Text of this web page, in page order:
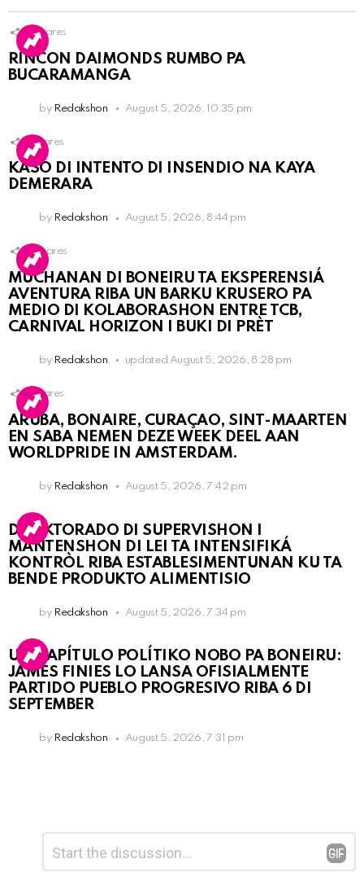
Shares
RINCON DAIMONDS RUMBO PA
BUCARAMANGA
by Redakshon August 5, 2026, 10:35 pm
Shares
KASO DI INTENTO DI INSENDIO NA KAYA
DEMERARA
by Redakshon August 5, 2026, 8:44 pm
Shares
MUCHANAN DI BONEIRU TA EKSPERENSIÁ
AVENTURA RIBA UN BARKU KRUSERO PA
MEDIO DI KOLABORASHON ENTRE TCB,
CARNIVAL HORIZON I BUKI DI PRÈT
by Redakshon updated August 5, 2026, 8:28 pm
Shares
ARUBA, BONAIRE, CURAÇAO, SINT-MAARTEN
EN SABA NEMEN DEZE WEEK DEEL AAN
WORLDPRIDE IN AMSTERDAM.
by Redakshon August 5, 2026, 7:42 pm
DIREKTORADO DI SUPERVISHON I
MANTENSHON DI LEI TA INTENSIFIKÁ
KONTRÒL RIBA ESTABLESIMENTUNAN KU TA
BENDE PRODUKTO ALIMENTISIO
by Redakshon August 5, 2026, 7:34 pm
UN KAPÍTULO POLÍTIKO NOBO PA BONEIRU:
JAMES FINIES LO LANSA OFISIALMENTE
PARTIDO PUEBLO PROGRESIVO RIBA 6 DI
SEPTEMBER
by Redakshon August 5, 2026, 7:31 pm